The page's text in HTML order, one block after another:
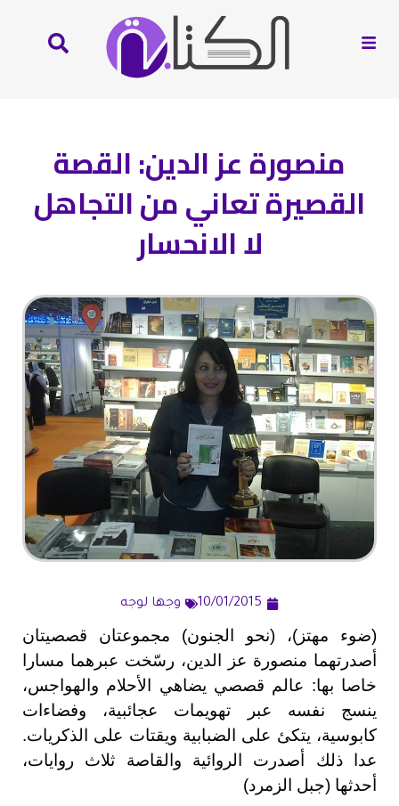
منصورة عز الدين: القصة
القصيرة تعاني من التجاهل
لا الانحسار
10/01/2015 وجها لوجه
(ضوء مهتز)، (نحو الجنون) مجموعتان قصصيتان
أصدرتهما منصورة عز الدين، رسّخت عبرهما مسارا
خاصا بها: عالم قصصي يضاهي الأحلام والهواجس،
ينسج نفسه عبر تهويمات عجائبية، وفضاءات
كابوسية، يتكئ على الضبابية ويقتات على الذكريات.
عدا ذلك أصدرت الروائية والقاصة ثلاث روايات،
أحدثها (جبل الزمرد)